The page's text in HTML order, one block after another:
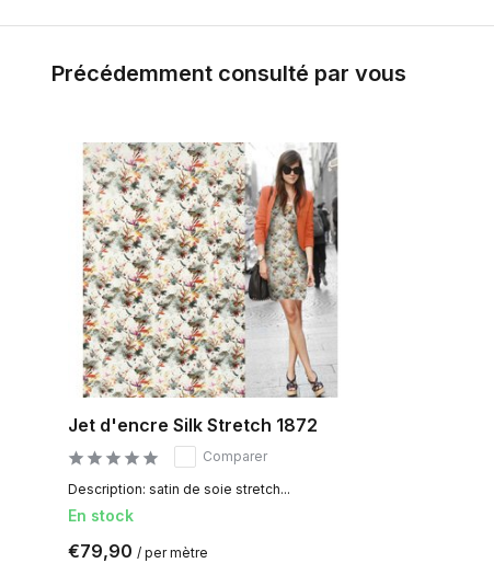
Précédemment consulté par vous
Jet d'encre Silk Stretch 1872
Comparer
Description: satin de soie stretch...
En stock
€79,90 / per mètre